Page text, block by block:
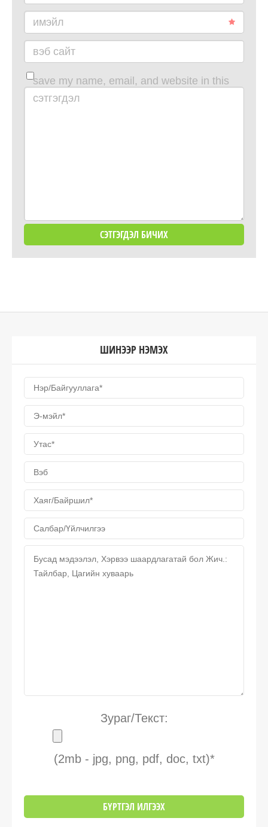
имэйл
вэб сайт
save my name, email, and website in this
browser for the next time i comment.
сэтгэгдэл
ШИНЭЭР НЭМЭХ
Зураг/Текст:
(2mb - jpg, png, pdf, doc, txt)*